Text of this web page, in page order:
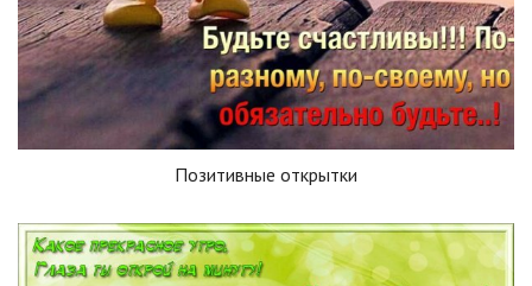
Позитивные открытки